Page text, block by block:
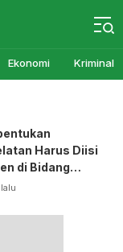
Ekonomi Kriminal
Harus Diisi
di Bidang